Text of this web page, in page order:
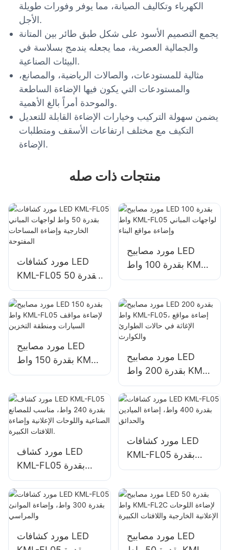
الكهرباء وتكاليف الصيانة، مما يوفر وفورات طويلة
الأجل.
يجمع التصميم الأسود على شكل طبق طائر بين المتانة
والجمالية العصرية، مما يجعله يندمج بسلاسة في
البيئات الصناعية.
مثالية للمستودعات، والصالات الرياضية، والمصانع،
والمستودعات التي يكون فيها الإضاءة الساطعة
والموحدة أمراً بالغ الأهمية.
يضمن سهولة التركيب وخيارات الإضاءة القابلة للتعديل
التكيف مع مختلف ارتفاعات الأسقف ومتطلبات
الإضاءة.
منتجات ذات صله
مورد كشافات LED
KML-FL05 بقدرة 50
واط لواجهات المباني
الخارجية وإضاءة
المساحات المفتوحة
مورد مصابيح LED
بقدرة 100 واط KML-
FL05 لواجهات المباني
مورد مصابيح LED
بقدرة 150 واط KML-
FL05 لإضاءة مواقف
التخزين
مورد مصابيح LED
بقدرة 200 واط KML-
FL05، إضاءة مواقع
الإغاثة في حالات
الطوارئ والكوارث
مورد كشاف LED
KML-FL05 بقدرة
240 واط، مناسب
للمصانع الصناعية
واللوحات الإعلانية
وإضاءة اللافتات
الكبيرة.
مورد كشافات LED
KML-FL05 بقدرة
400 واط، إضاءة
مورد كشافات LED
مورد مصابيح LED